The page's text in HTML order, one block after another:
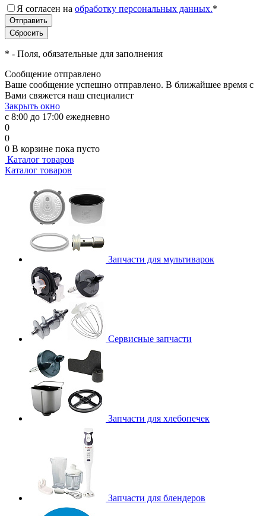
Я согласен на обработку персональных данных.*
* - Поля, обязательные для заполнения
Сообщение отправлено
Ваше сообщение успешно отправлено. В ближайшее время с
Вами свяжется наш специалист
Закрыть окно
с 8:00 до 17:00 ежедневно
0
0
0 В корзине пока пусто
Каталог товаров
Каталог товаров
Запчасти для мультиварок
Сервисные запчасти
Запчасти для хлебопечек
Запчасти для блендеров